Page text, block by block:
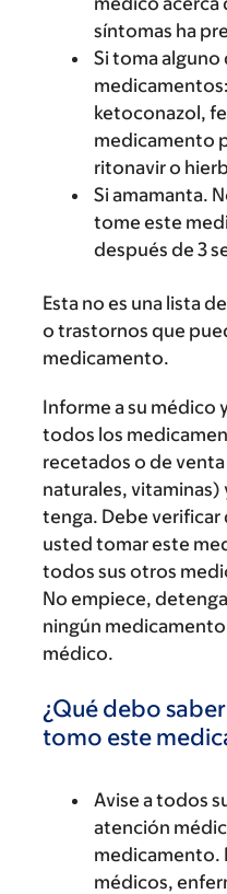
síntomas ha
Si toma alguno
ketoconazol,
medicamento
ritonavir o
Si amamanta.
tome este
después de 3
Esta no es una lista
o trastornos que
medicamento.
Informe a su médico
todos los
recetados o de
naturales,
tenga. Debe verificar
usted tomar este
todos sus otros
No empiece,
ningún
médico.
¿Qué debo
tomo este
Avise a todos
atención
medicamento.
médicos,